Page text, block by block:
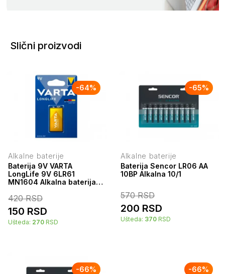
Slični proizvodi
-64%
Alkalne baterije
Baterija 9V VARTA
LongLife 9V 6LR61
MN1604 Alkalna baterija
420RSD
150 RSD
Ušteda: 270 RSD
-65%
Alkalne baterije
Baterija Sencor LR06 AA
10BP Alkalna 10/1
570RSD
200 RSD
Ušteda: 370 RSD
-66% -66%